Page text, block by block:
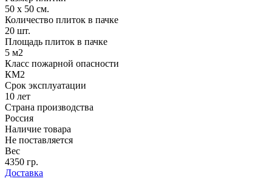
50 х 50 см.
Количество плиток в пачке
20 шт.
Площадь плиток в пачке
5 м2
Класс пожарной опасности
КМ2
Срок эксплуатации
10 лет
Страна производства
Россия
Наличие товара
Не поставляется
Вес
4350 гр.
Доставка